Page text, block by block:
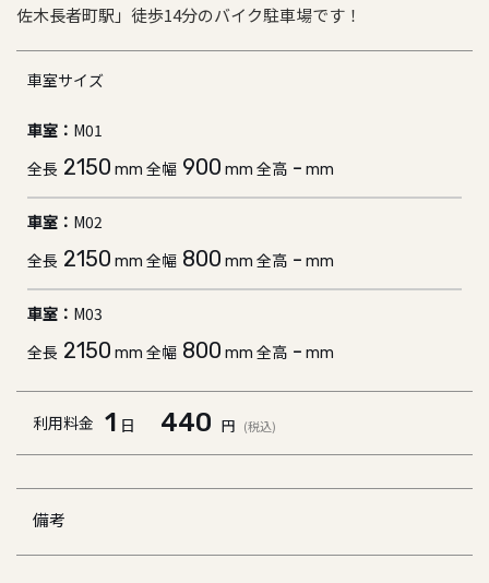
佐木長者町駅」徒歩14分のバイク駐車場です！
車室サイズ
車室： M01
全長 2150 mm 全幅 900 mm 全高 - mm
車室： M02
全長 2150 mm 全幅 800 mm 全高 - mm
車室： M03
全長 2150 mm 全幅 800 mm 全高 - mm
利用料金 1 日 440 円 (税込)
備考